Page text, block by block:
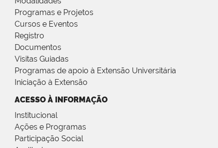
Programas e Projetos
Cursos e Eventos
Registro
Documentos
Visitas Guiadas
Programas de apoio à Extensão Universitária
Iniciação à Extensão
ACESSO À INFORMAÇÃO
Institucional
Ações e Programas
Participação Social